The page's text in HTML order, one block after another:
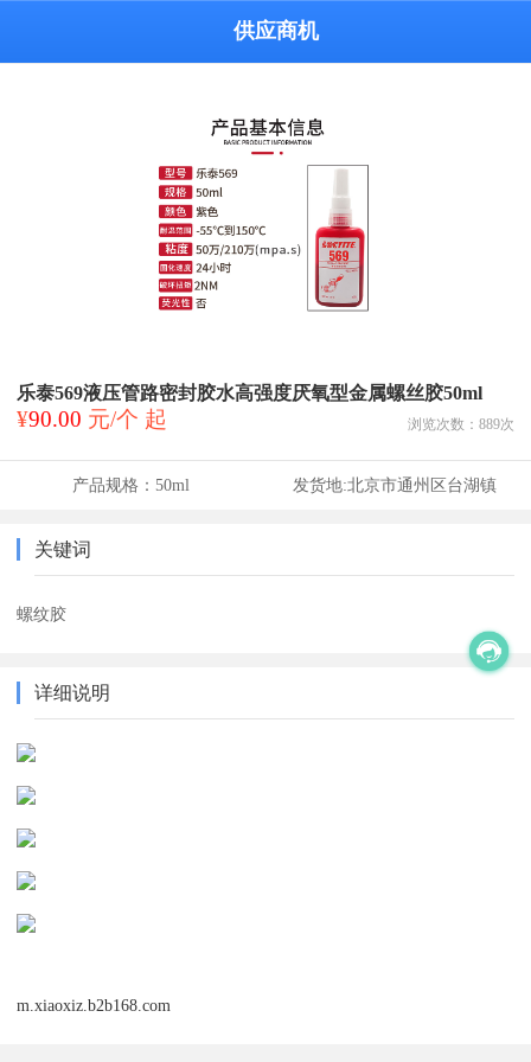
供应商机
乐泰569液压管路密封胶水高强度厌氧型金属螺丝胶50ml
¥90.00 元/个 起 浏览次数： 889次
产品规格：50ml 发货地:北京市通州区台湖镇
关键词
螺纹胶
详细说明
m.xiaoxiz.b2b168.com